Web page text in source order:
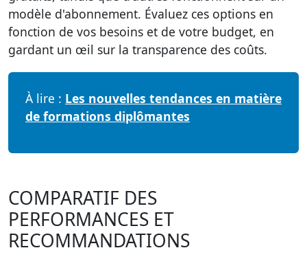
modèle d'abonnement. Évaluez ces options en
fonction de vos besoins et de votre budget, en
gardant un œil sur la transparence des coûts.
À lire : Les nouvelles tendances en matière
de formations diplômantes
COMPARATIF DES
PERFORMANCES ET
RECOMMANDATIONS